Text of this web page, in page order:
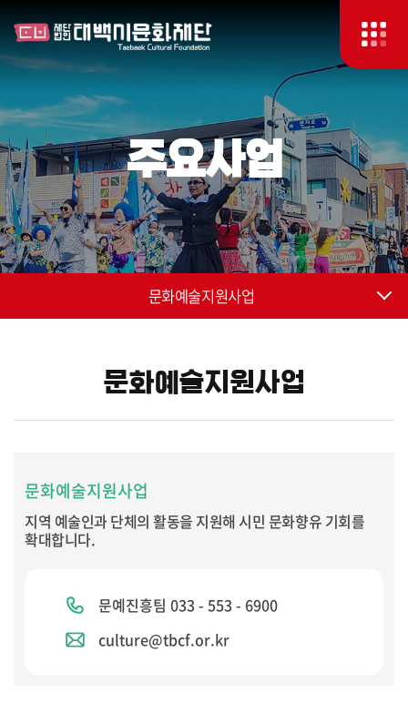
주요사업
문화예술지원사업
문화예술지원사업
문화예술지원사업
지역 예술인과 단체의 활동을 지원해 시민 문화향유 기회를
확대합니다.
문예진흥팀 033 - 553 - 6900
culture@tbcf.or.kr